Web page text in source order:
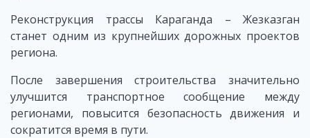
Реконструкция трассы Караганда – Жезказган
станет одним из крупнейших дорожных проектов
региона.
После завершения строительства значительно
улучшится транспортное сообщение между
регионами, повысится безопасность движения и
сократится время в пути.